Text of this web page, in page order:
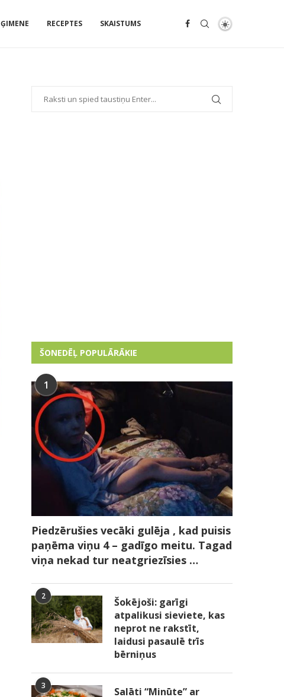
ĢIMENE RECEPTES SKAISTUMS
ŠONEDĒĻ POPULĀRĀKIE
1
Piedzērušies vecāki gulēja , kad puisis
paņēma viņu 4 – gadīgo meitu. Tagad
viņa nekad tur neatgriezīsies …
2
Šokējoši: garīgi
atpalikusi sieviete, kas
neprot ne rakstīt,
laidusi pasaulē trīs
bērniņus
3
Salāti “Minūte” ar